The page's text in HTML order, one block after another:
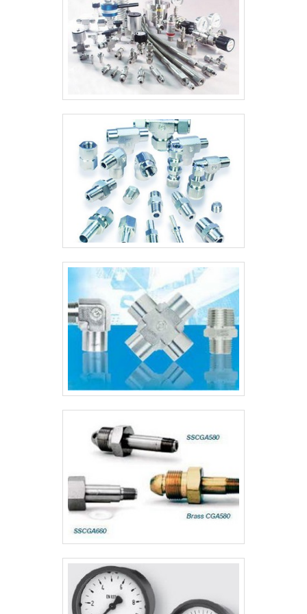
empresa também conta com um atendimento qualificado, através
de funcionários especializados e cuidadosos, que entendem a
necessidade de cada cliente. Também foram investidos valores
consideráveis em instalações de qualidade, aumentando a
eficiência da marca.A Master Serviços e Usinagem é uma empresa
que tem sido apontada de forma positiva no segmento por toda
seriedade e qualidade o que comprova sua essência de trazer o
melhor para os parceiros..
certificação da perfeita condição de uso. Eis alguns destaques do
serviço na lista abaixo:Alta qualidade;Eficiência;Bom custo
benefício.Ainda pode-se dizer que esses serviços têm como marca
da necessidade na rotina diária, efetuar correções nos
equipamentos em intervalos regulares do que simplesmente
comprar máquinas novas, já que a manutenção é menos custosa
novo.MANUTENÇÃO DE MÁQUINA DE SOLDA ESAB COM A
MELHOR QUALIDADEA Plurimaquinas Comércio e Manutenção foi
fundada em 1985 com intuito de realizar manutenção de máquinas
de solda e ferramentas elétricas. Para alcançar esses objetivos, a
empresa buscou ser autorizada das marcas mais renomadas do
mercado. Fora isso, é possível encontrar as melhores condições
de pagamento do mercado..